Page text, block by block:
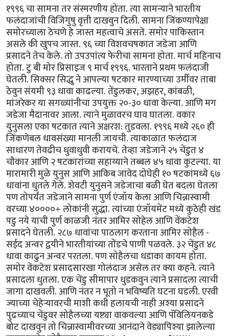
१९९६ चा सामना तर संस्मरणीय होता. त्या सामन्याने भारतीय
फलंदाजांची विजिगुषु वृत्ती दाखवुन दिली. सामना जिंकण्यापेक्षा
समोरच्याला ठेचणे हे जास्त महत्वाचे असते. समोर पाकिस्तान
असले की खुपच जास्त. ९६ च्या विशवचषकात जडेजा आणि
प्रसादने तेच केले. तो उपउपांत्य फेरीचा सामना होता. मार्च महिनाच
होता. टु बी मोर प्रिसाइज ९ मार्च १९९६. भारताने प्रथम फलंदाजी
घेतली. सिक्सर सिद्धु ने आपल्या षटकार मारण्याच्या उर्मीवर ताबा
ठेवुन संयमी ९३ धावा काढल्या. तेंडुलकर, अझहर, कांबळी,
मांजरेकर या सगळ्यांनीचा उपयुक्त २०-३० धावा केल्या. आणि मग
जडेजा मैदानावर आला. त्याने मुळावरच घाव घातला. वकार
युनुसला एका षटकात त्याने अक्षरश: तुडवला. १९९६ मध्ये २६० ही
जिंकणेबल धावसंख्या मानली जायची. त्याकाळात फलंदाज
साधारण तेवढीच धुवाधुवी करायचे. तेव्हा जडेजाने २५ चेंडुत ४
चौकार आणि २ षटकारांच्या सहाय्याने तब्बल ४५ धावा कुटल्या. या
मारामारी मुळे युनुस आणि आकिब जावेद दोघेही १० षटकांमध्ये ६७
धावांना धुतले गेले. शेवटी युनुसने जडेजाचा बळी घेत बदला घेतला
पण तोपर्यंत जडेजाने सामना पुर्ण एंजॉय केला आणि चिन्नास्वामी
वरच्या ४००००+ लोकांनी सुद्धा. त्यांच्या एंजॉयमेंट मध्ये कुठेही खंड
पडु नये याची पुर्ण काळजी नंतर आमिर सोहेल आणि वेंकटेश
प्रसादने घेतली. २८७ धावांचा पाठलाग करताना आमिर सोहैल -
सईद अन्वर द्वयीने भारतीयांच्या तोंडचे पाणी पळवले. ३२ चेंडुत ४८
धावा काढुन अन्वर परतला. पण सोहैलचा धडाका कायम होता.
समोर वेंकटेश प्रसादसारखा गोलंदाज असेल तर क्या कहने. त्याने
प्रसादला धुतला. एक चेंडु सीमापार धुडकवुन त्याने प्रसादला त्याची
जागा दाखवली. आणि नंतर न भूतो न भविष्यति घटना घडली. एरवी
ज्याच्या चेहेर्‍यावरची माशी कधी हलायची नाही अश्या प्रसादने
पुढच्याच चेंडुवर सोहैलच्या यष्ट्या वाकवल्या आणि पॅविलियनकडे
बोट दाखवुन तो चिन्नास्वामीवरच्या आनंदाने वेड्यापिश्या झालेल्या